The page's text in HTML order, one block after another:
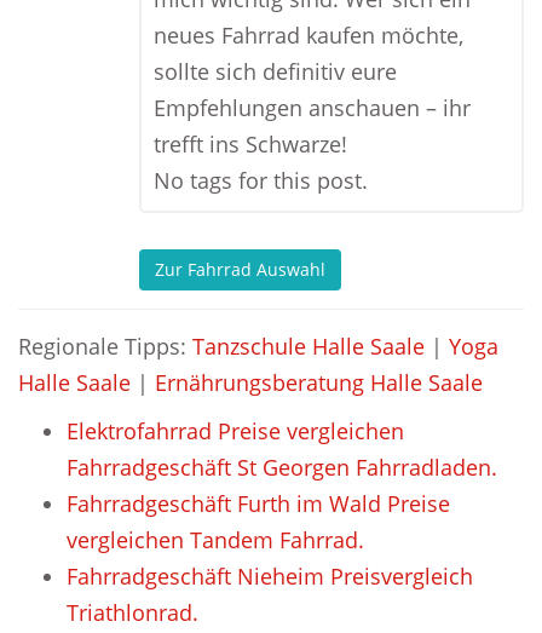
neues Fahrrad kaufen möchte,
sollte sich definitiv eure
Empfehlungen anschauen – ihr
trefft ins Schwarze!
No tags for this post.
Zur Fahrrad Auswahl
Regionale Tipps: Tanzschule Halle Saale | Yoga
Halle Saale | Ernährungsberatung Halle Saale
Elektrofahrrad Preise vergleichen
Fahrradgeschäft St Georgen Fahrradladen.
Fahrradgeschäft Furth im Wald Preise
vergleichen Tandem Fahrrad.
Fahrradgeschäft Nieheim Preisvergleich
Triathlonrad.